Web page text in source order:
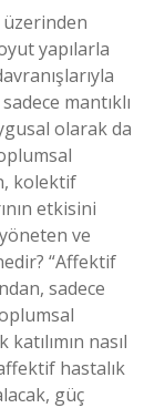
yapılarla
mantıklı
olarak da
kolektif
etkisini
ve
“Affektif
sadece
nasıl
hastalık
güç